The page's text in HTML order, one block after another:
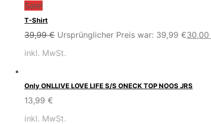
Sale!
T-Shirt
39,99€ Ursprünglicher Preis war: 39,99 €30,00
inkl. MwSt.
Only ONLLIVE LOVE LIFE S/S ONECK TOP NOOS JRS
13,99 €
inkl. MwSt.